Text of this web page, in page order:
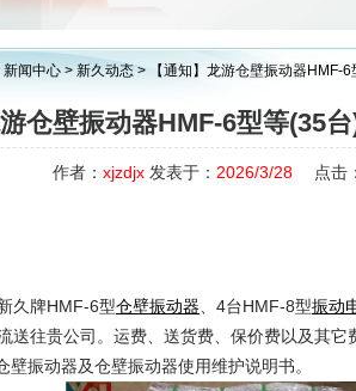
新闻中心 > 新久动态 > 【通知】龙游仓壁振动器HMF-
游仓壁振动器HMF-6型等(35
作者： xjzdjx发表于： 2026/3/28点击
牌HMF-6型仓壁振动器 、4台HMF-8型振动
送往贵公司。运费、送货费、保价费以及其
振动器及仓壁振动器使用维护说明书。